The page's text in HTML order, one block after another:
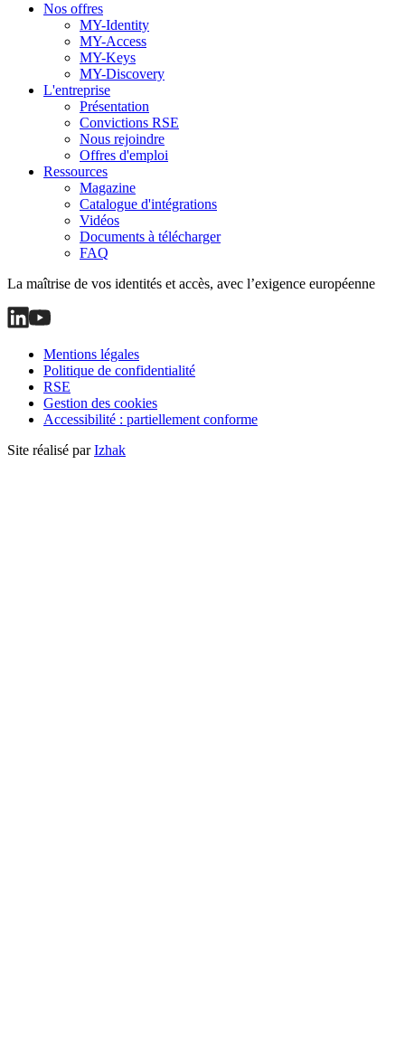
Nos offres
MY-Identity
MY-Access
MY-Keys
MY-Discovery
L'entreprise
Présentation
Convictions RSE
Nous rejoindre
Offres d'emploi
Ressources
Magazine
Catalogue d'intégrations
Vidéos
Documents à télécharger
FAQ
La maîtrise de vos identités et accès, avec l’exigence européenne
Mentions légales
Politique de confidentialité
RSE
Gestion des cookies
Accessibilité : partiellement conforme
Site réalisé par Izhak